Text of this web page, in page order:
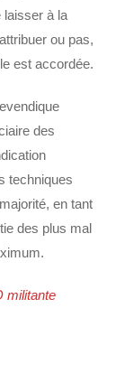
laisser à la
ou pas,
est accordée.
des
techniques
en tant
des plus mal
militante